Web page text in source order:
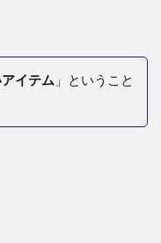
イテム 」ということ